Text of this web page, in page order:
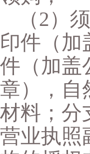
（2）
印件（加
件（加盖
章），自
材料；分
营业执照